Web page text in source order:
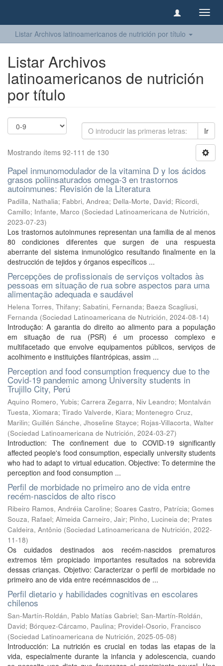
Listar Archivos latinoamericanos de nutrición por título
Listar Archivos
latinoamericanos de nutrición
por título
Ir
Mostrando ítems 92-111 de 130
Papel inmunomodulador de la vitamina D y los ácidos
grasos poliinsaturados omega-3 en trastornos
autoinmunes: Revisión de la Literatura
Padilla, Nathalia; Fabbri, Andrea; Della-Morte, David; Ricordi,
Camillo; Infante, Marco (Sociedad Latinoamericana de Nutrición,
2023-07-23)
Los trastornos autoinmunes representan una familia de al menos
80 condiciones diferentes que surgen de una respuesta
aberrante del sistema inmunológico resultando finalmente en la
destrucción de tejidos y órganos específicos ...
Percepções de profissionais de serviços voltados às
pessoas em situação de rua sobre aspectos para uma
alimentação adequada e saudável
Helena Torres, Thifany; Sabatini, Fernanda; Baeza Scagliusi,
Fernanda (Sociedad Latinoamericana de Nutrición, 2024-08-14)
Introdução: A garantia do direito ao alimento para a população
em situação de rua (PSR) é um processo complexo e
multifacetado que envolve equipamentos públicos, serviços de
acolhimento e instituições filantrópicas, assim ...
Perception and food consumption frequency due to the
Covid-19 pandemic among University students in
Trujillo City, Perú
Aquino Romero, Yubis; Carrera Zegarra, Niv Leandro; Montalván
Tuesta, Xiomara; Tirado Valverde, Kiara; Montenegro Cruz,
Marilin; Guillén Sánche, Jhoseline Stayce; Rojas-Villacorta, Walter
(Sociedad Latinoamericana de Nutrición, 2024-03-27)
Introduction: The confinement due to COVID-19 significantly
affected people's food consumption, especially university students
who had to adapt to virtual education. Objective: To determine the
perception and food consumption ...
Perfil de morbidade no primeiro ano de vida entre
recém-nascidos de alto risco
Ribeiro Ramos, Andréia Caroline; Soares Castro, Patrícia; Gomes
Souza, Rafael; Almeida Carneiro, Jair; Pinho, Lucineia de; Prates
Caldeira, Antônio (Sociedad Latinoamericana de Nutrición, 2022-
11-18)
Os cuidados destinados aos recém-nascidos prematuros
extremos têm propiciado importantes resultados na sobrevida
dessas crianças. Objetivo: Caracterizar o perfil de morbidade no
primeiro ano de vida entre recémnascidos de ...
Perfil dietario y habilidades cognitivas en escolares
chilenos
San-Martín-Roldán, Pablo Matías Gabriel; San-Martín-Roldán,
David; Bórquez-Cárcamo, Paulina; Providel-Osorio, Francisco
(Sociedad Latinoamericana de Nutrición, 2025-05-08)
Introducción: La nutrición es crucial en todas las etapas de la
vida, especialmente durante la infancia y adolescencia, cuando